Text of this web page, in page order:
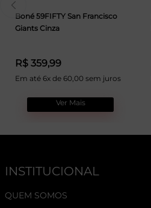
Boné 59FIFTY San Francisco
Giants Cinza
R$ 359,99
Em até 6x de 60,00 sem juros
Ver Mais
INSTITUCIONAL
QUEM SOMOS